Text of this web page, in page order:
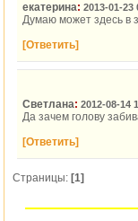
екатерина: 2013-01-23
Думаю может здесь в
[Ответить]
Светлана: 2012-08-14
Да зачем голову
[Ответить]
Страницы: [1]